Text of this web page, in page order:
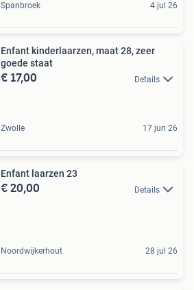
Spanbroek 4 jul 26
Enfant kinderlaarzen, maat 28, zeer
goede staat
€ 17,00 Details
Zwolle 17 jun 26
Enfant laarzen 23
€ 20,00 Details
Noordwijkerhout 28 jul 26